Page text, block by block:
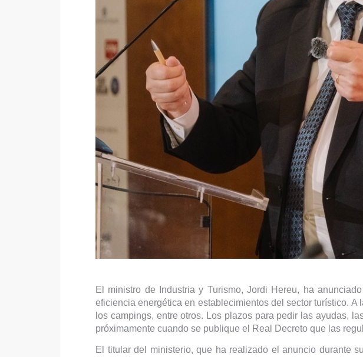
El ministro de Industria y Turismo, Jordi Hereu, ha
eficiencia energética en establecimientos del sector turístico.
los campings, entre otros. Los plazos para pedir las ayudas,
próximamente cuando se publique el Real Decreto que las
El titular del ministerio, que ha realizado el anuncio durante